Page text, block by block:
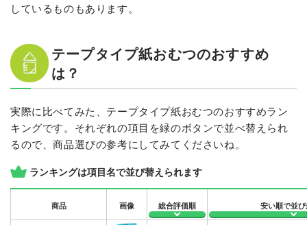
しているものもあります。
テープタイプ紙おむつのおすすめ
は？
実際に比べてみた、テープタイプ紙おむつのおすすめラン
キングです。それぞれの項目を緑のボタンで並べ替えられ
るので、商品選びの参考にしてみてくださいね。
ランキングは項目名で並び替えられます
商品 画像 総合評価順 安い順で並